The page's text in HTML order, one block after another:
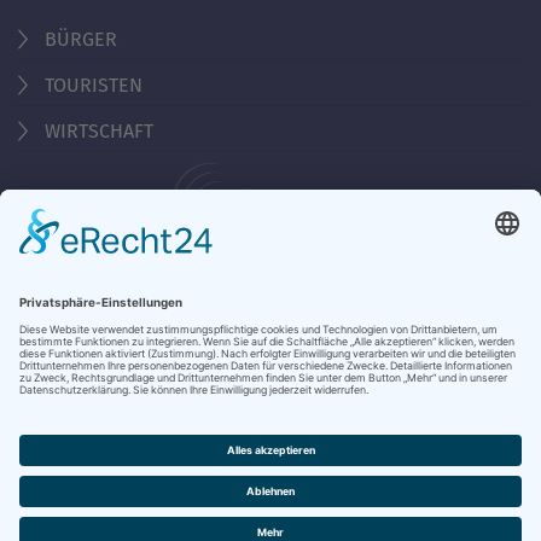
BÜRGER
TOURISTEN
WIRTSCHAFT
Behördennummer 115
KONTAKT
NOTRUFE & HOTLINES
JOBS
STADTANZEIGER
BROSCHÜREN
PRESSE
DATENSCHUTZ